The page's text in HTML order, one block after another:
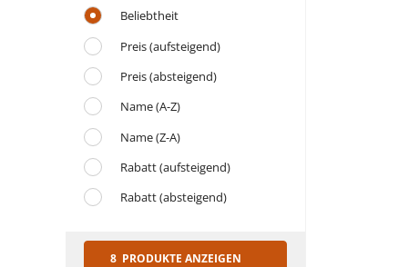
Beliebtheit
Preis (aufsteigend)
Preis (absteigend)
Name (A-Z)
Name (Z-A)
Rabatt (aufsteigend)
Rabatt (absteigend)
8 PRODUKTE ANZEIGEN